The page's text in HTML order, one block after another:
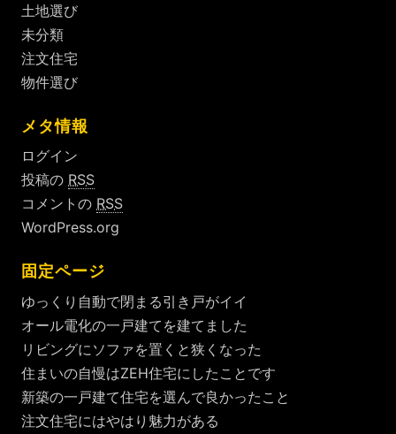
土地選び
未分類
注文住宅
物件選び
メタ情報
ログイン
投稿の RSS
コメントの RSS
WordPress.org
固定ページ
ゆっくり自動で閉まる引き戸がイイ
オール電化の一戸建てを建てました
リビングにソファを置くと狭くなった
住まいの自慢はZEH住宅にしたことです
新築の一戸建て住宅を選んで良かったこと
注文住宅にはやはり魅力がある